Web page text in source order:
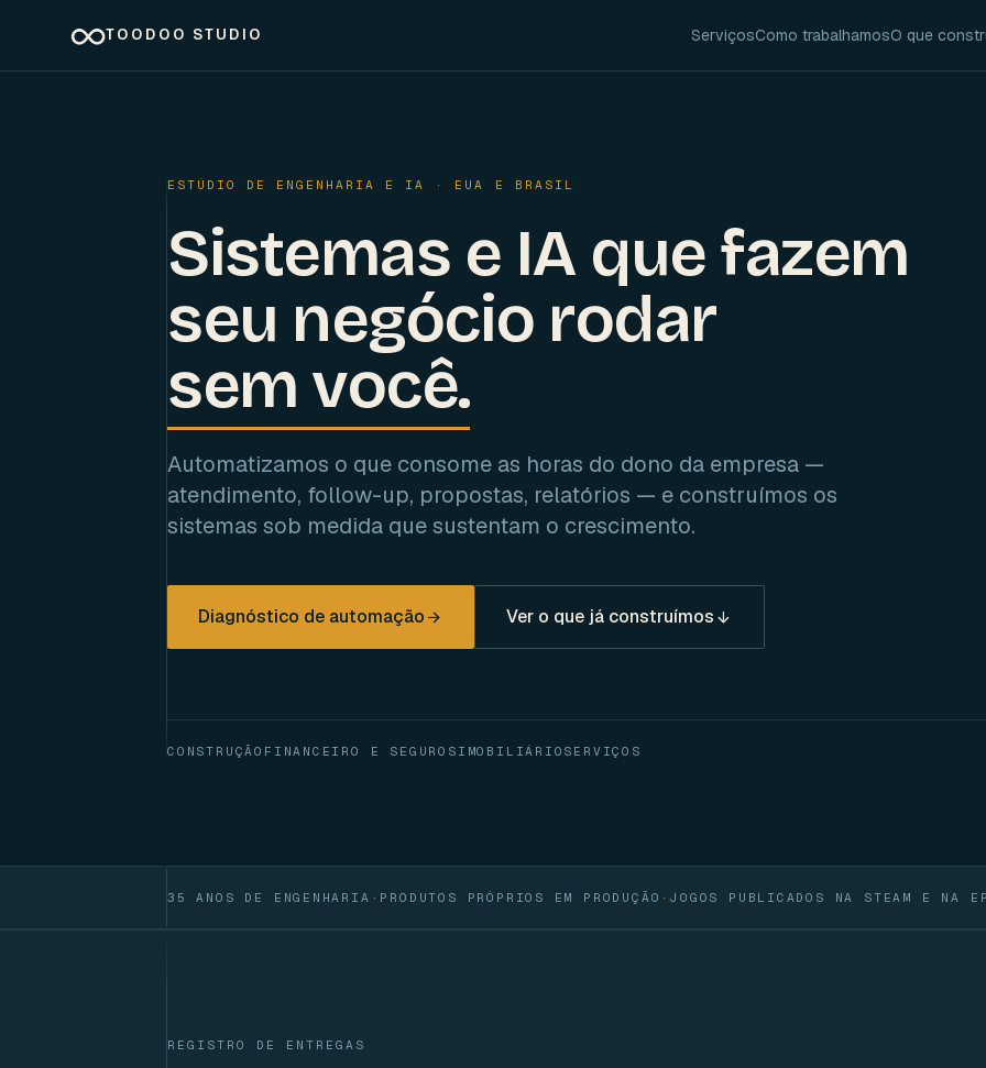
TOODOO STUDIO ServiçosComo trabalhamosO que
ESTÚDIO DE ENGENHARIA E IA · EUA E BRASIL
Sistemas e IA que fazem
seu negócio rodar
sem você.
Automatizamos o que consome as horas do dono da empresa —
atendimento, follow-up, propostas, relatórios — e construímos os
sistemas sob medida que sustentam o crescimento.
Diagnóstico de automação Ver o que já construímos
CONSTRUÇÃO FINANCEIRO E SEGUROS IMOBILIÁRIO SERVIÇOS
35 ANOS DE ENGENHARIA · PRODUTOS PRÓPRIOS EM PRODUÇÃO ·JOGOS PUBLICADOS NA STEAM E NA
REGISTRO DE ENTREGAS